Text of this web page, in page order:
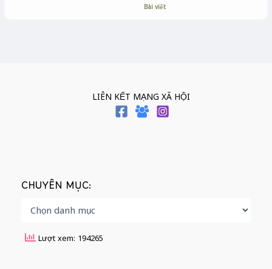
Bài viết
LIÊN KẾT MẠNG XÃ HỘI
CHUYÊN MỤC:
Lượt xem: 194265